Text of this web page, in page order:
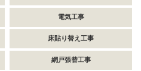
電気工事
床貼り替え工事
網戸張替工事